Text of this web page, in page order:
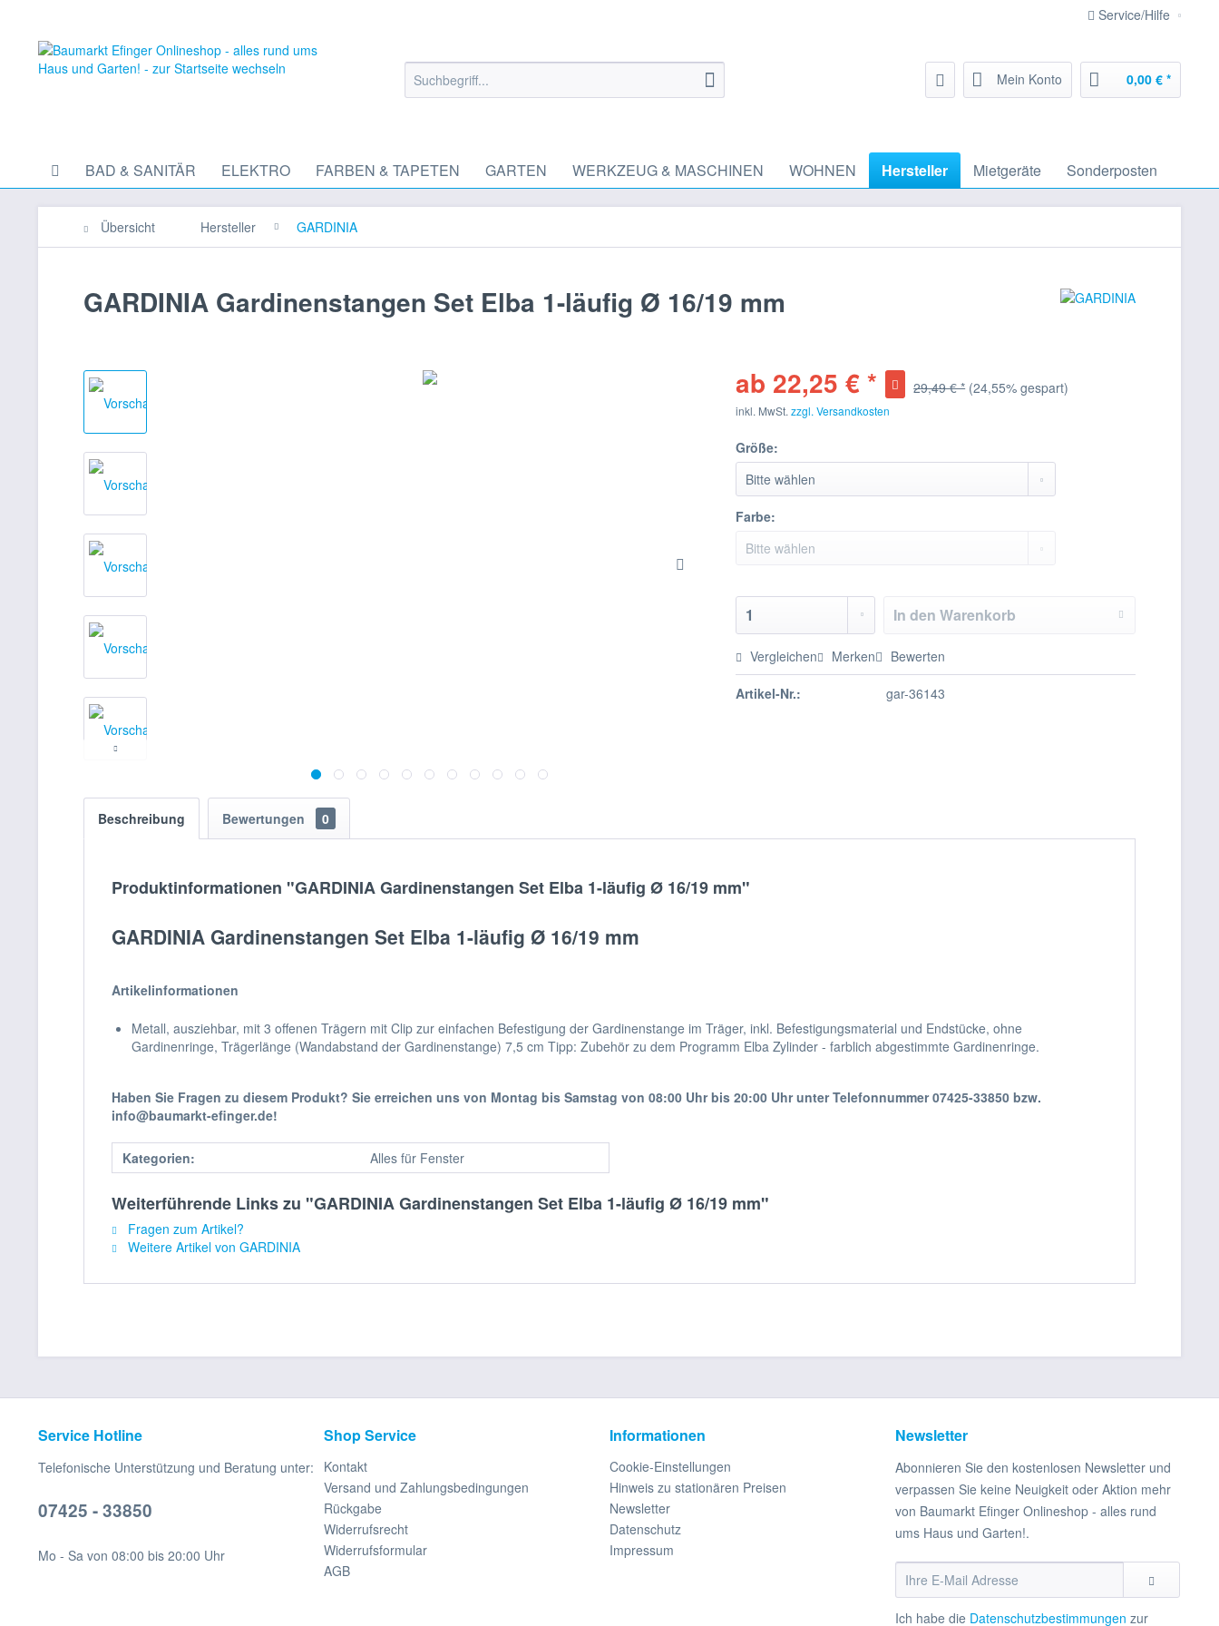
Service/Hilfe
Mein Konto 0,00 € *
BAD & SANITÄR ELEKTRO FARBEN & TAPETEN GARTEN WERKZEUG & MASCHINEN WOHNEN Hersteller Mietgeräte Sonderposten
Übersicht Hersteller GARDINIA
GARDINIA Gardinenstangen Set Elba 1-läufig Ø 16/19 mm
ab 22,25 € * 29,49 € * (24,55% gespart)
inkl. MwSt.zzgl. Versandkosten
Größe:
Farbe:
In den Warenkorb
Vergleichen Merken Bewerten
Artikel-Nr.: gar-36143
Beschreibung Bewertungen 0
Produktinformationen "GARDINIA Gardinenstangen Set Elba 1-läufig Ø 16/19 mm"
GARDINIA Gardinenstangen Set Elba 1-läufig Ø 16/19 mm
Artikelinformationen
Metall, ausziehbar, mit 3 offenen Trägern mit Clip zur einfachen Befestigung der Gardinenstange im Träger, inkl. Befestigungsmaterial und Endstücke, ohne
Gardinenringe, Trägerlänge (Wandabstand der Gardinenstange) 7,5 cm Tipp: Zubehör zu dem Programm Elba Zylinder - farblich abgestimmte Gardinenringe.
Haben Sie Fragen zu diesem Produkt? Sie erreichen uns von Montag bis Samstag von 08:00 Uhr bis 20:00 Uhr unter Telefonnummer 07425-33850 bzw.
info@baumarkt-efinger.de!
Kategorien: Alles für Fenster
Weiterführende Links zu "GARDINIA Gardinenstangen Set Elba 1-läufig Ø 16/19 mm"
Fragen zum Artikel?
Weitere Artikel von GARDINIA
Service Hotline
Telefonische Unterstützung und Beratung unter:
07425 - 33850
Mo - Sa von 08:00 bis 20:00 Uhr
Shop Service
Kontakt
Versand und Zahlungsbedingungen
Rückgabe
Widerrufsrecht
Widerrufsformular
AGB
Informationen
Cookie-Einstellungen
Hinweis zu stationären Preisen
Newsletter
Datenschutz
Impressum
Newsletter
Abonnieren Sie den kostenlosen Newsletter und
verpassen Sie keine Neuigkeit oder Aktion mehr
von Baumarkt Efinger Onlineshop - alles rund
ums Haus und Garten!.
Ich habe die Datenschutzbestimmungen zur